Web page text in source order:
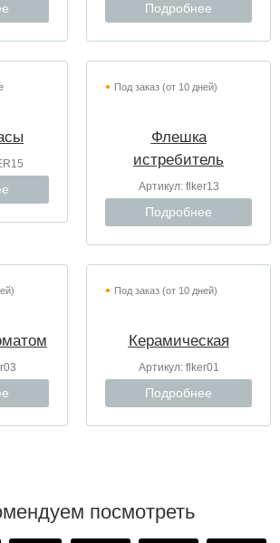
Подробнее
Под заказ (от 10 дней)
Флешка
истребитель
Артикул: flker13
Подробнее
Под заказ (от 10 дней)
Керамическая
Артикул: flker01
Подробнее
посмотреть